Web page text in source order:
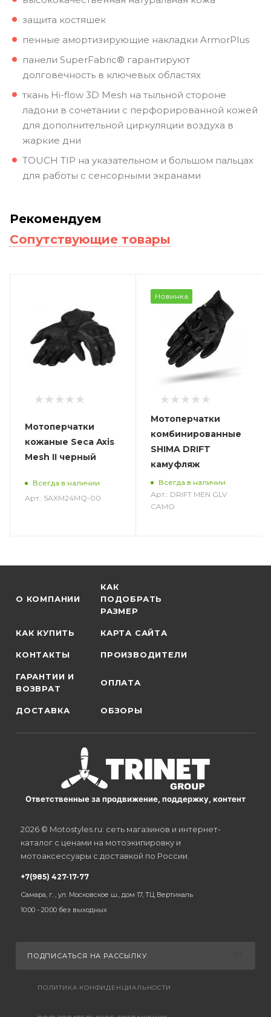
защита костяшек
пенные амортизирующие накладки ArmorPlus
панели SuperFabric® гарантируют
долговечность в ключевых областях
ткань Hi-flow 3D Mesh на тыльной стороне
ладони в сочетании с перфорированной кожей
для дополнительной циркуляции воздуха в
жаркие дни
TOUCH TIP на указательном и большом пальцах
для работы с сенсорными экранами
Рекомендуем
Сопутствующие товары
Мотоперчатки
кожаные Seca Axis
Mesh II черный
Всегда в наличии
Арт.: 5AXM24MQ-00
Новинка
Мотоперчатки
комбинированные
SHIMA DRIFT
камуфляж
Всегда в наличии
Арт.: DRIFT MEN GLV
CAMO
О КОМПАНИИ
КАК
ПОДОБРАТЬ
РАЗМЕР
КАК КУПИТЬ КАРТА САЙТА
КОНТАКТЫ ПРОИЗВОДИТЕЛИ
ГАРАНТИИ И
ВОЗВРАТ
ОПЛАТА
ДОСТАВКА ОБЗОРЫ
Ответственные за продвижение, поддержку, контент
2026 © Motostyles.ru: сеть магазинов и интернет-
каталог с ценами на мотоэкипировку и
мотоаксессуары с доставкой по России.
+7(985) 427-17-77
Самара, г. , ул. Московское ш., дом 17, ТЦ Вертикаль
10:00 - 20:00 без выходных
ПОДПИСАТЬСЯ НА РАССЫЛКУ
ПОЛИТИКА КОНФИДЕНЦИАЛЬНОСТИ